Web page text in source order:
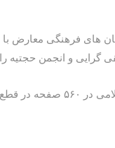
های فرهنگی معارض
گرایی و انجمن حجتیه
است.